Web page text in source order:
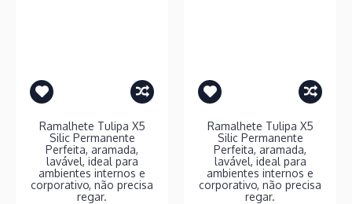
Ramalhete Tulipa X5
Silic Permanente
Perfeita, aramada,
lavável, ideal para
ambientes internos e
corporativo, não precisa
regar.
Ramalhete Tulipa X5
Silic Permanente
Perfeita, aramada,
lavável, ideal para
ambientes internos e
corporativo, não precisa
regar.